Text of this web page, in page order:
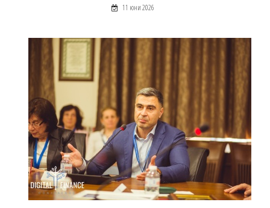
11 юни 2026